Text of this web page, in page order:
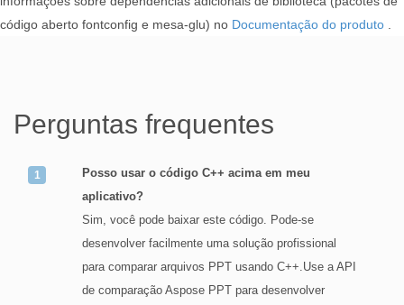
código aberto fontconfig e mesa-glu) no Documentação do produto
Perguntas frequentes
Posso usar o código C++ acima em meu
aplicativo?
Sim, você pode baixar este código. Pode-se
desenvolver facilmente uma solução profissional
para comparar arquivos PPT usando C++.Use a API
de comparação Aspose PPT para desenvolver